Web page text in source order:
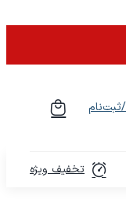
ثبت‌نام
تخفیف ویژه